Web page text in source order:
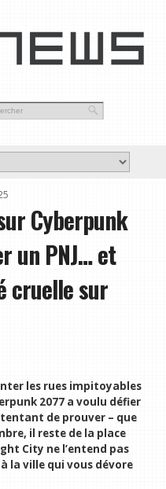
Cyberpunk
un PNJ… et
cruelle sur
les rues impitoyables
2077 a voulu défier
de prouver – que
il reste de la place
City ne l’entend pas
la ville qui vous dévore